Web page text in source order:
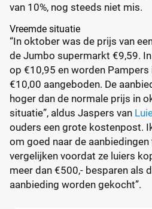
van 10%, nog steeds niet mis.
Vreemde situatie
“In oktober was de prijs van
de Jumbo supermarkt €9,59.
op €10,95 en worden
€10,00 aangeboden. De
hoger dan de normale prijs in
situatie”, aldus Jaspers van
ouders een grote kostenpost.
om goed naar de
vergelijken voordat ze luiers
meer dan €500,- besparen als
aanbieding worden gekocht”.